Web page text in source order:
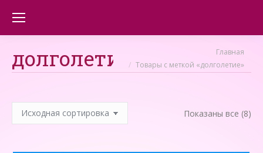
долголетие
Главная
Товары с меткой «долголетие»
Показаны все (8)